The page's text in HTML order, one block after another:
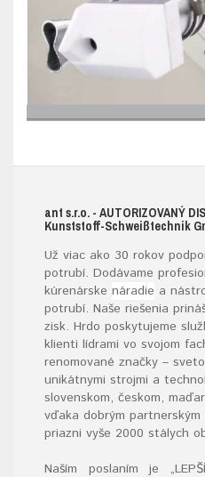
ant s.r.o. - AUTORIZOVANÝ
Kunststoff-Schweißtechnik G
Už viac ako 30 rokov
potrubí. Dodávame
kúrenárske náradie a
potrubí. Naše riešenia
zisk. Hrdo poskytujeme
klienti lídrami vo svojom
renomované značky –
unikátnymi strojmi a
slovenskom, českom,
vďaka dobrým
priazni vyše 2000 stálych
Naším poslaním je